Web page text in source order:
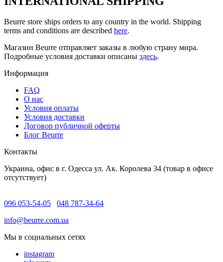
Beurre store ships orders to any country in the world. Shipping
terms and conditions are described here.
Магазин Beurre отправляет заказы в любую страну мира.
Подробные условия доставки описаны здесь.
Информация
FAQ
O нас
Условия оплаты
Условия доставки
Договор публичной оферты
Блог Beurre
Контакты
Украина, офис в г. Одесса ул. Ак. Королева 34 (товар в офисе
отсутствует)
096 053-54-05
048 787-34-64
info@beurre.com.ua
Мы в социальных сетях
instagram